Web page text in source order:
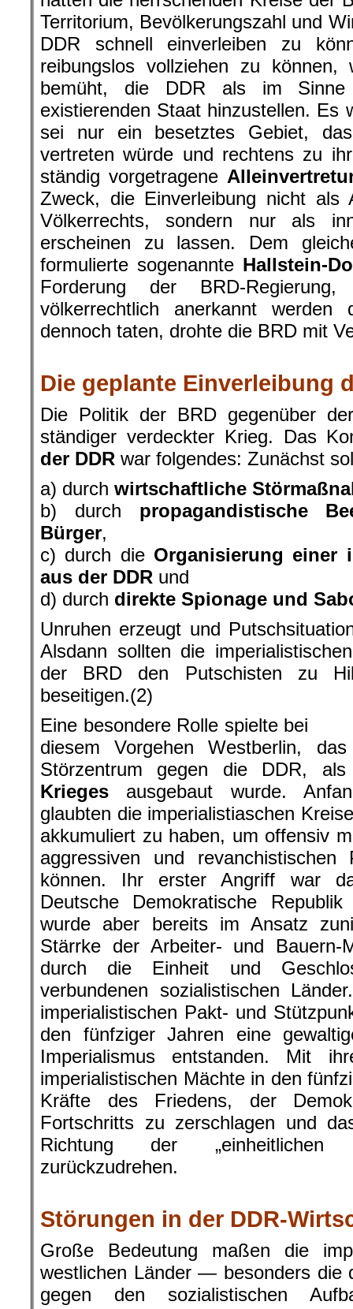
Territorium, Bevölkerungszahl und
DDR schnell einverleiben zu
reibungslos vollziehen zu können,
bemüht, die DDR als im Sinne
existierenden Staat hinzustellen. Es
sei nur ein besetztes Gebiet,
vertreten würde und rechtens zu
ständig vorgetragene
Zweck, die Einverleibung nicht als
Völkerrechts, sondern nur als
erscheinen zu lassen. Dem
formulierte sogenannte Hallstein-
Forderung der BRD-
völkerrechtlich anerkannt
dennoch taten, drohte die BRD mit
Die geplante Einverleibung
Die Politik der BRD gegenüber
ständiger verdeckter Krieg. Das
der DDR war folgendes: Zunächst
a) durch wirtschaftliche
b) durch propagandistische
Bürger,
c) durch die Organisierung einer
aus der DDR und
d) durch direkte Spionage und
Unruhen erzeugt und
Alsdann sollten die
der BRD den Putschisten zu
beseitigen.(2)
Eine besondere Rolle spielte bei
diesem Vorgehen Westberlin,
Störzentrum gegen die DDR,
Krieges ausgebaut wurde.
glaubten die imperialistiaschen
akkumuliert zu haben, um offensiv
aggressiven und revanchistischen
können. Ihr erster Angriff war
Deutsche Demokratische
wurde aber bereits im Ansatz
Stärrke der Arbeiter- und
durch die Einheit und
verbundenen sozialistischen
imperialistischen Pakt- und
den fünfziger Jahren eine
Imperialismus entstanden. Mit
imperialistischen Mächte in den
Kräfte des Friedens, der
Fortschritts zu zerschlagen und
Richtung der „einheitlichen
zurückzudrehen.
Störungen in der DDR-
Große Bedeutung maßen die
westlichen Länder — besonders
gegen den sozialistischen